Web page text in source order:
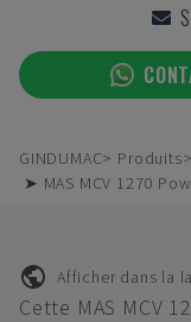
GINDUMAC Produits
➤ MAS MCV 1270
Afficher dans la
Cette MAS MCV